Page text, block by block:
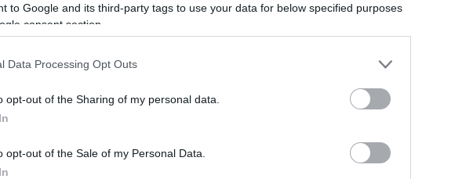
to Google and its third-party tags to use your data for below specified purposes
consent section.
Data Processing Opt Outs
opt-out of the Sharing of my personal data.
opt-out of the Sale of my Personal Data.
intenso, soprattutto nelle ore di punta. Le
con picchi di criticità sabato mattina e
sarà una giornata di rientri, con traffico